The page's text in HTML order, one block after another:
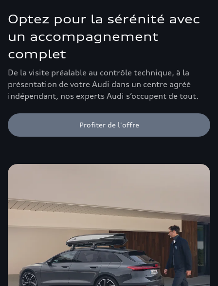
Optez pour la sérénité avec
un accompagnement
complet
De la visite préalable au contrôle technique, à la
présentation de votre Audi dans un centre agréé
indépendant, nos experts Audi s’occupent de tout.
Profiter de l'offre